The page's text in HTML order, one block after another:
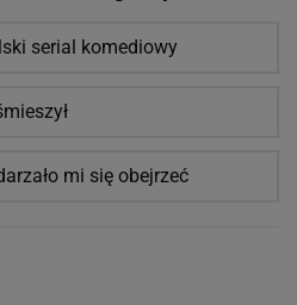
serial komediowy
mi się obejrzeć